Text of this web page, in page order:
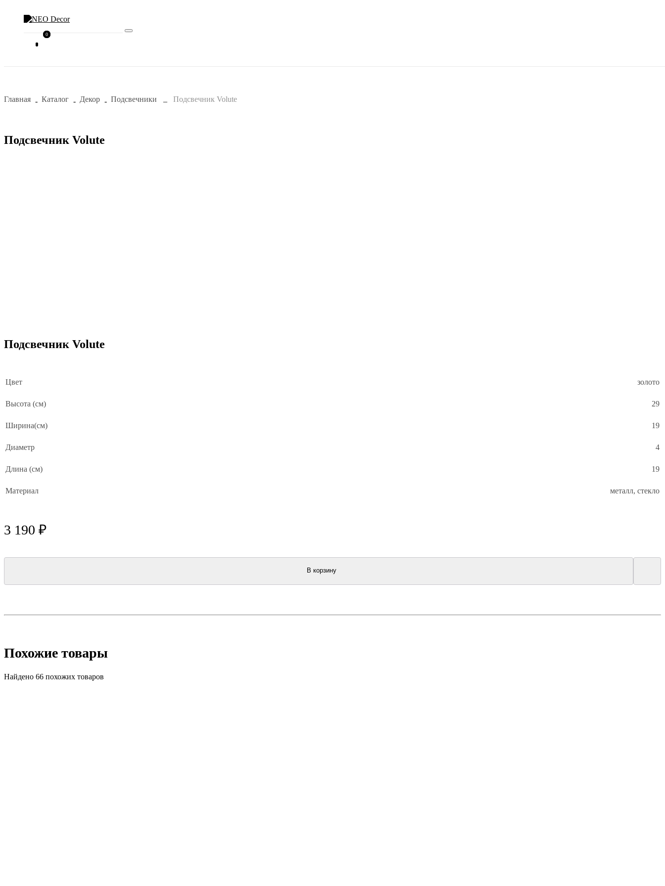
0
0
Главная Каталог Декор Подсвечники Подсвечник Volute
Подсвечник Volute
Подсвечник Volute
Цвет золото
Высота (см) 29
Ширина(см) 19
Диаметр 4
Длина (см) 19
Материал металл, стекло
3 190 ₽
В корзину
Похожие товары
Найдено 66 похожих товаров